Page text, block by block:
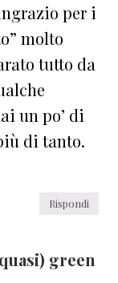
per i
molto
tutto da
un po’ di
di tanto.
Rispondi
green